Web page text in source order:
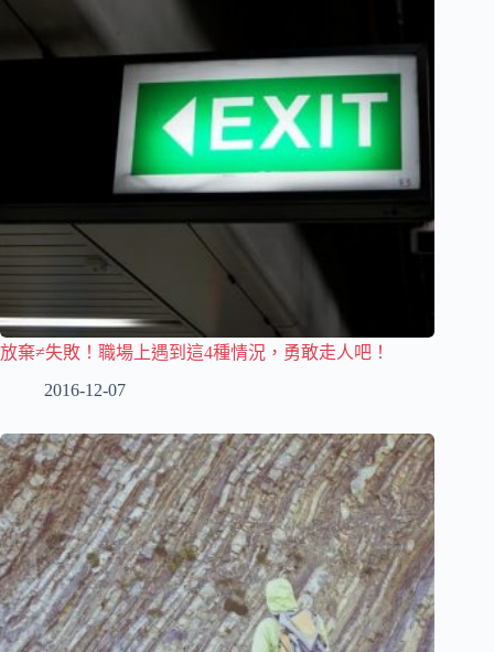
放棄≠失敗！職場上遇到這4種情況，勇敢走人吧！
2016-12-07